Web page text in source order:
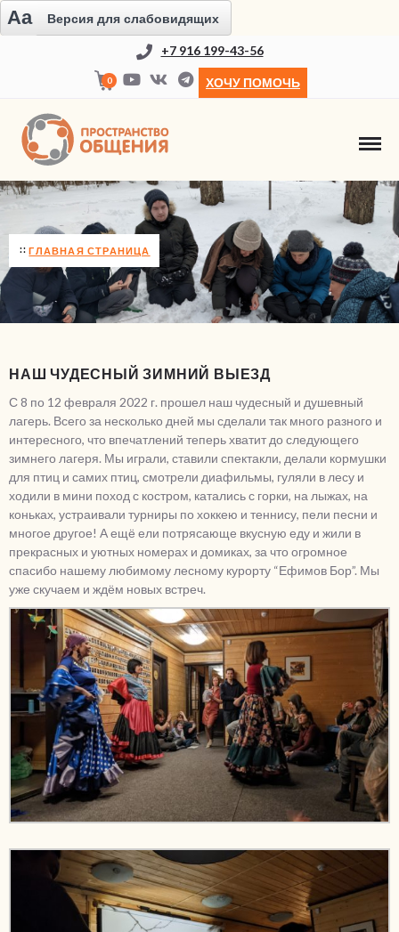
Aa Версия для слабовидящих
+7 916 199-43-56
0 ХОЧУ ПОМОЧЬ
НОВОСТИ
ГЛАВНАЯ СТРАНИЦА
НАШ ЧУДЕСНЫЙ ЗИМНИЙ ВЫЕЗД
С 8 по 12 февраля 2022 г. прошел наш чудесный и душевный
лагерь. Всего за несколько дней мы сделали так много разного и
интересного, что впечатлений теперь хватит до следующего
зимнего лагеря. Мы играли, ставили спектакли, делали кормушки
для птиц и самих птиц, смотрели диафильмы, гуляли в лесу и
ходили в мини поход с костром, катались с горки, на лыжах, на
коньках, устраивали турниры по хоккею и теннису, пели песни и
многое другое! А ещё ели потрясающе вкусную еду и жили в
прекрасных и уютных номерах и домиках, за что огромное
спасибо нашему любимому лесному курорту “Ефимов Бор”. Мы
уже скучаем и ждём новых встреч.